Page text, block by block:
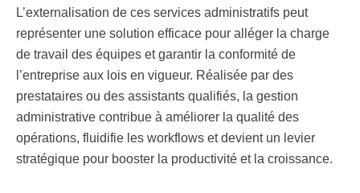
L’externalisation de ces services administratifs peut
représenter une solution efficace pour alléger la charge
de travail des équipes et garantir la conformité de
l’entreprise aux lois en vigueur. Réalisée par des
prestataires ou des assistants qualifiés, la gestion
administrative contribue à améliorer la qualité des
opérations, fluidifie les workflows et devient un levier
stratégique pour booster la productivité et la croissance.